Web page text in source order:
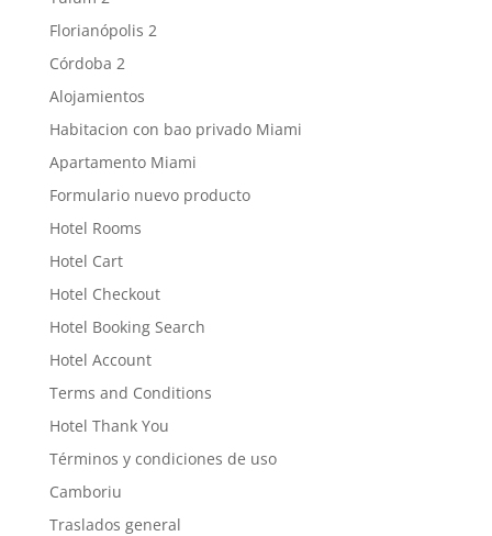
Florianópolis 2
Córdoba 2
Alojamientos
Habitacion con bao privado Miami
Apartamento Miami
Formulario nuevo producto
Hotel Rooms
Hotel Cart
Hotel Checkout
Hotel Booking Search
Hotel Account
Terms and Conditions
Hotel Thank You
Términos y condiciones de uso
Camboriu
Traslados general